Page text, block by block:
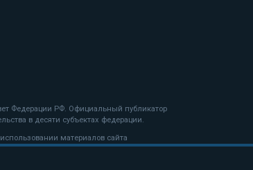
Федерации РФ. Официальный публикатор
в десяти субъектах федерации.
материалов сайта